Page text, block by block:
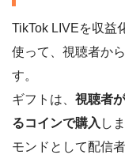
TikTok LIVEを収益
使って、視聴者か
す。
ギフトは、 視聴者
るコインで購入 し
モンドとして配信